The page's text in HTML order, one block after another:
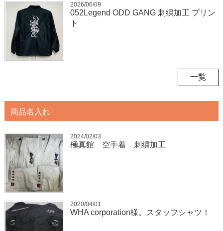
2026/06/09
052Legend ODD GANG 刺繍加工 プリン
ト
一覧
商品名入れ
2024/02/03
極真館 空手着 刺繍加工
2020/04/01
WHA corporation様。スタッフシャツ！